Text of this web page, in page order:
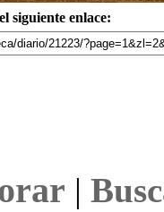
siguiente enlace:
|